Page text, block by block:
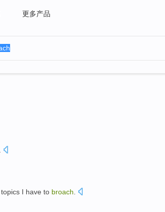
更多产品
topics I have to broach